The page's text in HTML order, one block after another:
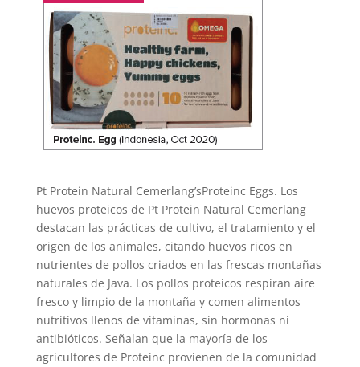
Pt Protein Natural Cemerlang’sProteinc Eggs. Los
huevos proteicos de Pt Protein Natural Cemerlang
destacan las prácticas de cultivo, el tratamiento y el
origen de los animales, citando huevos ricos en
nutrientes de pollos criados en las frescas montañas
naturales de Java. Los pollos proteicos respiran aire
fresco y limpio de la montaña y comen alimentos
nutritivos llenos de vitaminas, sin hormonas ni
antibióticos. Señalan que la mayoría de los
agricultores de Proteinc provienen de la comunidad